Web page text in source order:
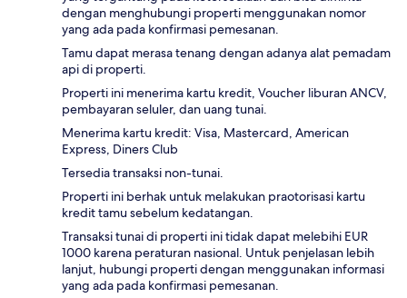
dengan menghubungi properti menggunakan nomor
yang ada pada konfirmasi pemesanan.
Tamu dapat merasa tenang dengan adanya alat pemadam
api di properti.
Properti ini menerima kartu kredit, Voucher liburan ANCV,
pembayaran seluler, dan uang tunai.
Menerima kartu kredit: Visa, Mastercard, American
Express, Diners Club
Tersedia transaksi non-tunai.
Properti ini berhak untuk melakukan praotorisasi kartu
kredit tamu sebelum kedatangan.
Transaksi tunai di properti ini tidak dapat melebihi EUR
1000 karena peraturan nasional. Untuk penjelasan lebih
lanjut, hubungi properti dengan menggunakan informasi
yang ada pada konfirmasi pemesanan.